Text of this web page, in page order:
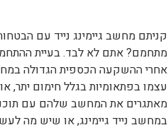
קניתם מחשב גיימינג נייד עם
מתחמם? אתם לא לבד. בעיית
אחרי ההשקעה הכספית הגדולה
עצמו בפתאומיות בגלל חימום יתר,
מאתגרים את המחשב שלהם עם
במחשב נייד גיימינג, או שיש מה